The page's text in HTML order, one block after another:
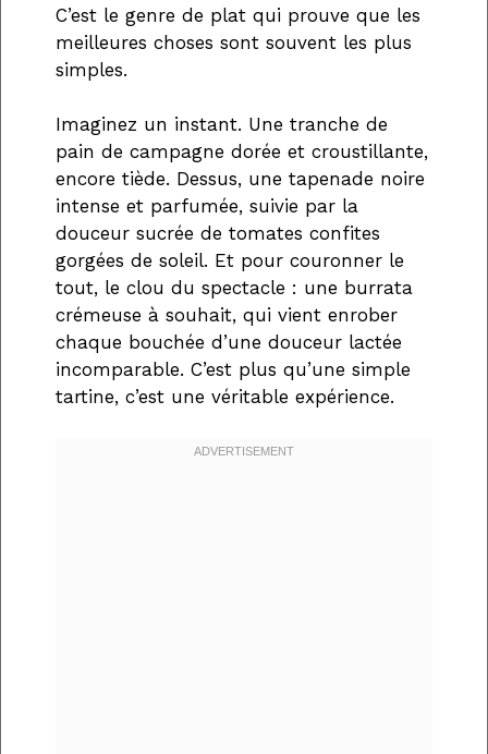
C’est le genre de plat qui prouve que les
meilleures choses sont souvent les plus
simples.
Imaginez un instant. Une tranche de
pain de campagne dorée et croustillante,
encore tiède. Dessus, une tapenade noire
intense et parfumée, suivie par la
douceur sucrée de tomates confites
gorgées de soleil. Et pour couronner le
tout, le clou du spectacle : une burrata
crémeuse à souhait, qui vient enrober
chaque bouchée d’une douceur lactée
incomparable. C’est plus qu’une simple
tartine, c’est une véritable expérience.